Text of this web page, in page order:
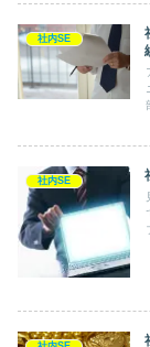
社内SE
社内SE